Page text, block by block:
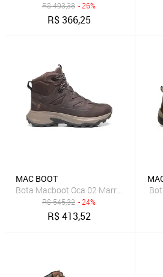
R$493,38 - 26%
R$366,25
MAC BOOT
Bota Macboot Oca 02 Marrom
R$545,32 - 24%
R$413,52